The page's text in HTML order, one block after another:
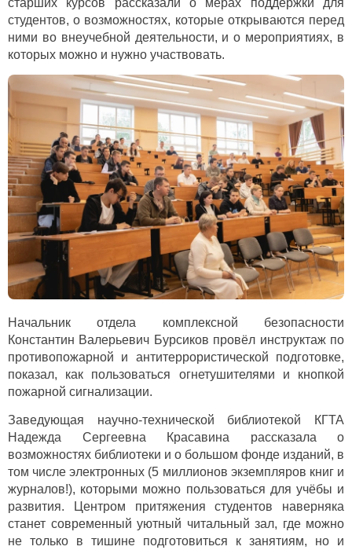
старших курсов рассказали о мерах поддержки для
студентов, о возможностях, которые открываются перед
ними во внеучебной деятельности, и о мероприятиях, в
которых можно и нужно участвовать.
Начальник отдела комплексной безопасности
Константин Валерьевич Бурсиков провёл инструктаж по
противопожарной и антитеррористической подготовке,
показал, как пользоваться огнетушителями и кнопкой
пожарной сигнализации.
Заведующая научно-технической библиотекой КГТА
Надежда Сергеевна Красавина рассказала о
возможностях библиотеки и о большом фонде изданий, в
том числе электронных (5 миллионов экземпляров книг и
журналов!), которыми можно пользоваться для учёбы и
развития. Центром притяжения студентов наверняка
станет современный уютный читальный зал, где можно
не только в тишине подготовиться к занятиям, но и